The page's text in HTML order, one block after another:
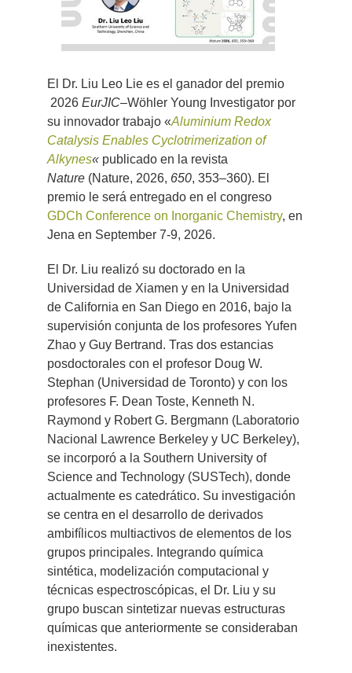
El Dr. Liu Leo Lie es el ganador del premio
2026 EurJIC–Wöhler Young Investigator por
su innovador trabajo «Aluminium Redox
Catalysis Enables Cyclotrimerization of
Alkynes« publicado en la revista
Nature (Nature, 2026, 650, 353–360). El
premio le será entregado en el congreso
GDCh Conference on Inorganic Chemistry, en
Jena en September 7-9, 2026.
El Dr. Liu realizó su doctorado en la
Universidad de Xiamen y en la Universidad
de California en San Diego en 2016, bajo la
supervisión conjunta de los profesores Yufen
Zhao y Guy Bertrand. Tras dos estancias
posdoctorales con el profesor Doug W.
Stephan (Universidad de Toronto) y con los
profesores F. Dean Toste, Kenneth N.
Raymond y Robert G. Bergmann (Laboratorio
Nacional Lawrence Berkeley y UC Berkeley),
se incorporó a la Southern University of
Science and Technology (SUSTech), donde
actualmente es catedrático. Su investigación
se centra en el desarrollo de derivados
ambifílicos multiactivos de elementos de los
grupos principales. Integrando química
sintética, modelización computacional y
técnicas espectroscópicas, el Dr. Liu y su
grupo buscan sintetizar nuevas estructuras
químicas que anteriormente se consideraban
inexistentes.